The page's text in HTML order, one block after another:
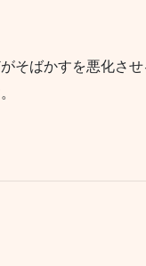
そばかすを悪化さ